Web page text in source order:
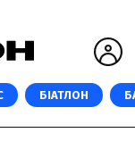
БІАТЛОН